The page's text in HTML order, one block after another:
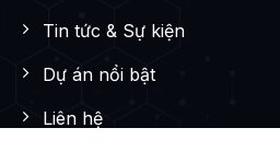
Tin tức & Sự kiện
Dự án nổi bật
Liên hệ